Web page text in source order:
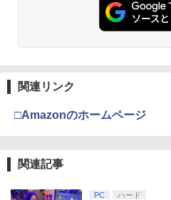
関連リンク
□Amazonのホームページ
関連記事
PC ハード